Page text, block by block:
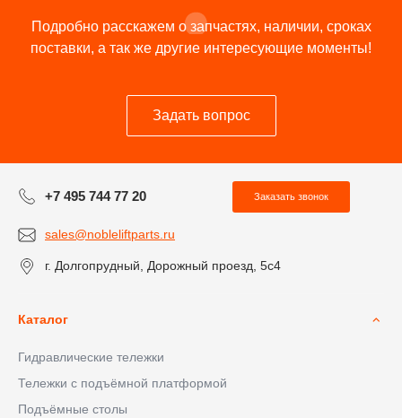
Подробно расскажем о запчастях, наличии, сроках
поставки, а так же другие интересующие моменты!
Задать вопрос
+7 495 744 77 20 Заказать звонок
sales@nobleliftparts.ru
г. Долгопрудный, Дорожный проезд, 5с4
Каталог
Гидравлические тележки
Тележки с подъёмной платформой
Подъёмные столы